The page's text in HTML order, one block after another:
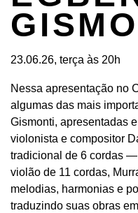
23.06.26, terça às 20h
Nessa apresentação no
algumas das mais
Gismonti, apresentadas
violonista e compositor
tradicional de 6 cordas
violão de 11 cordas,
melodias, harmonias e
traduzindo suas obras